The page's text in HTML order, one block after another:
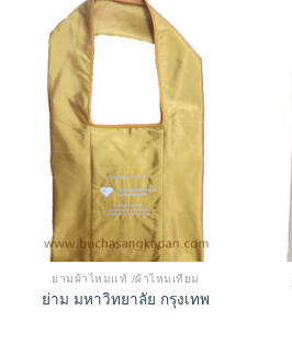
ย่ามผ้าไหมแท้ /ผ้าไหมเทียม
ย่าม มหาวิทยาลัย กรุงเทพ